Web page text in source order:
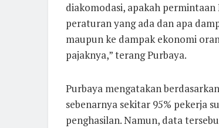
diakomodasi, apakah
peraturan yang ada dan apa
maupun ke dampak ekonomi
pajaknya,” terang Purbaya.
Purbaya mengatakan
sebenarnya sekitar 95% pekerja
penghasilan. Namun, data